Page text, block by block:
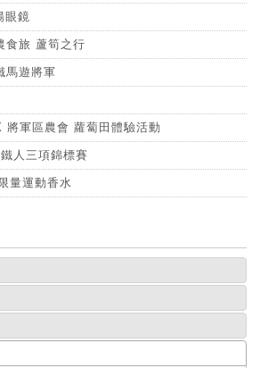
眼鏡
食旅 蘆筍之行
馬遊將軍
軍區農會 蘿蔔田體驗活動
人三項錦標賽
量運動香水